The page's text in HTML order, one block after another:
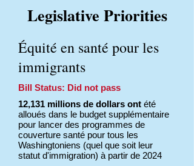
Legislative Priorities
Équité en santé pour les
immigrants
Bill Status: Did not pass
12,131 millions de dollars ont été
alloués dans le budget supplémentaire
pour lancer des programmes de
couverture santé pour tous les
Washingtoniens (quel que soit leur
statut d'immigration) à partir de 2024